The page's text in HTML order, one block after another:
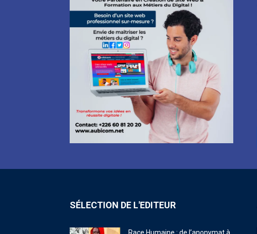
SÉLECTION DE L'EDITEUR